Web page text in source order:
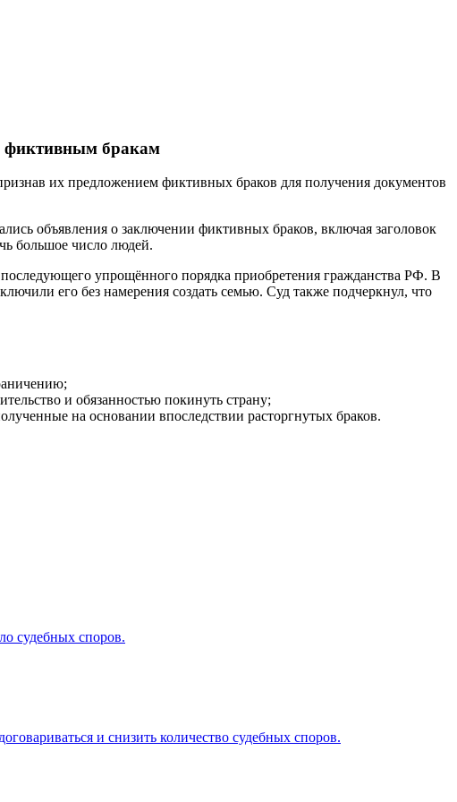
фиктивным бракам
их предложением фиктивных браков для получения документов
объявления о заключении фиктивных браков, включая заголовок
большое число людей.
упрощённого порядка приобретения гражданства РФ. В
его без намерения создать семью. Суд также подчеркнул, что
и обязанностью покинуть страну;
на основании впоследствии расторгнутых браков.
судебных споров.
и снизить количество судебных споров.